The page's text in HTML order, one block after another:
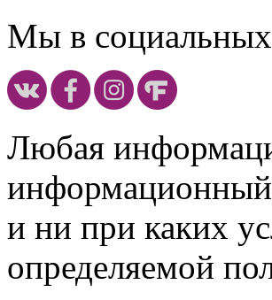
Мы в социальных
Любая
информационный
и ни при каких
определяемой